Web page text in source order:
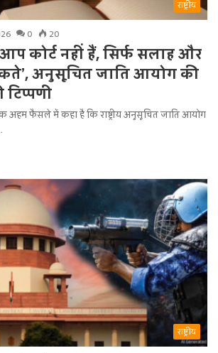
राष्ट्रीय
0 20
कोर्ट नहीं हैं, सिर्फ सलाह और
अनुसूचित जाति आयोग की
टिप्पणी
एक अहम फैसले में कहा है कि राष्ट्रीय अनुसूचित जाति आयोग
राष्ट्रीय